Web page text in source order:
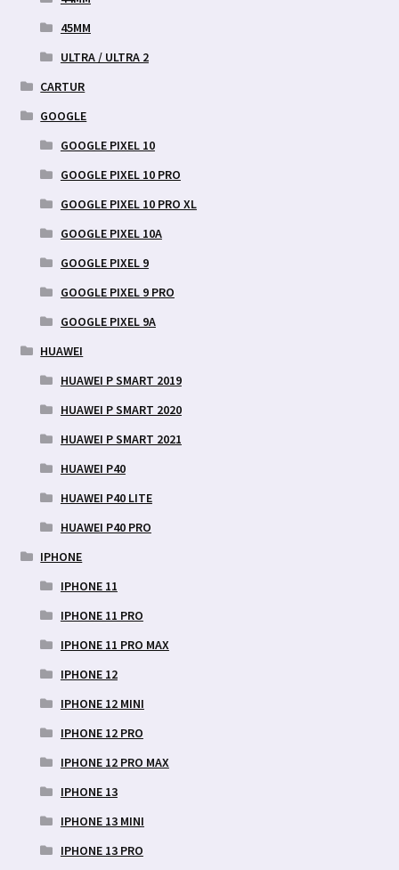
45MM
ULTRA / ULTRA 2
CARTUR
GOOGLE
GOOGLE PIXEL 10
GOOGLE PIXEL 10 PRO
GOOGLE PIXEL 10 PRO XL
GOOGLE PIXEL 10A
GOOGLE PIXEL 9
GOOGLE PIXEL 9 PRO
GOOGLE PIXEL 9A
HUAWEI
HUAWEI P SMART 2019
HUAWEI P SMART 2020
HUAWEI P SMART 2021
HUAWEI P40
HUAWEI P40 LITE
HUAWEI P40 PRO
IPHONE
IPHONE 11
IPHONE 11 PRO
IPHONE 11 PRO MAX
IPHONE 12
IPHONE 12 MINI
IPHONE 12 PRO
IPHONE 12 PRO MAX
IPHONE 13
IPHONE 13 MINI
IPHONE 13 PRO